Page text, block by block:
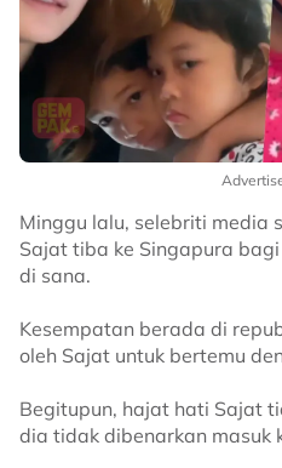
Minggu lalu, selebriti media
Sajat tiba ke Singapura
di sana.
Kesempatan berada di
oleh Sajat untuk bertemu
Begitupun, hajat hati Sajat
dia tidak dibenarkan masuk